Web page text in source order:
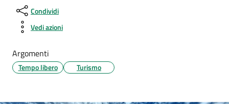
Condividi
Vedi azioni
Argomenti
Tempo libero Turismo